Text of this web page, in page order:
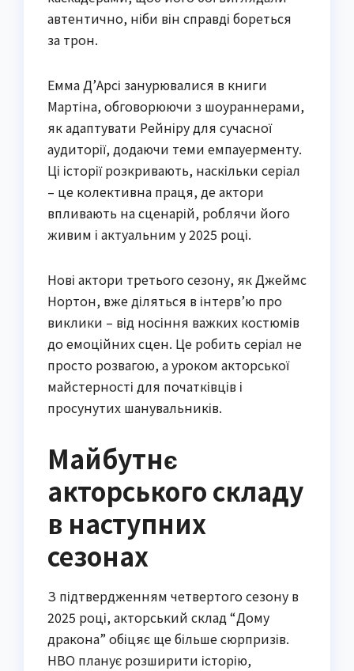
автентично, ніби він справді бореться
за трон.
Емма Д’Арсі занурювалися в книги
Мартіна, обговорюючи з шоураннерами,
як адаптувати Рейніру для сучасної
аудиторії, додаючи теми емпауерменту.
Ці історії розкривають, наскільки серіал
– це колективна праця, де актори
впливають на сценарій, роблячи його
живим і актуальним у 2025 році.
Нові актори третього сезону, як Джеймс
Нортон, вже діляться в інтерв’ю про
виклики – від носіння важких костюмів
до емоційних сцен. Це робить серіал не
просто розвагою, а уроком акторської
майстерності для початківців і
просунутих шанувальників.
Майбутнє
акторського складу
в наступних
сезонах
З підтвердженням четвертого сезону в
2025 році, акторський склад “Дому
дракона” обіцяє ще більше сюрпризів.
HBO планує розширити історію,